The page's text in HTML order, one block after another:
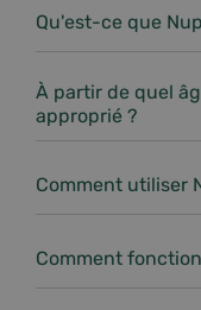
Qu'est-ce que
traiter les symptômes
ballonnements, les
À partir de quel
approprié ?
plus.
Comment utiliser
deux fois par jour et
Comment